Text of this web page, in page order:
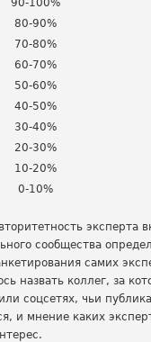
90-100%
80-90%
70-80%
60-70%
50-60%
40-50%
30-40%
20-30%
10-20%
0-10%
эксперта
сообщества
самих
назвать коллег, за
соцсетях, чьи
и мнение каких